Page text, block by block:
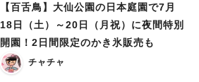
【百舌鳥】大仙公園の日本庭園で7月
18日（土）～20日（月祝）に夜間特別
開園！2日間限定のかき氷販売も
チャチャ